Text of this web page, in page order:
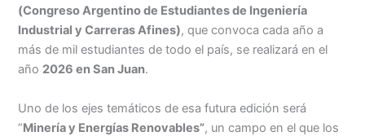
(Congreso Argentino de Estudiantes de Ingeniería
Industrial y Carreras Afines), que convoca cada año a
más de mil estudiantes de todo el país, se realizará en el
año 2026 en San Juan.
Uno de los ejes temáticos de esa futura edición será
“Minería y Energías Renovables”, un campo en el que los